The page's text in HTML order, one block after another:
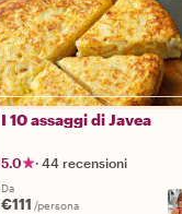
I 10 assaggi di Javea
5.0 · 44 recensioni
Da
€111 /persona